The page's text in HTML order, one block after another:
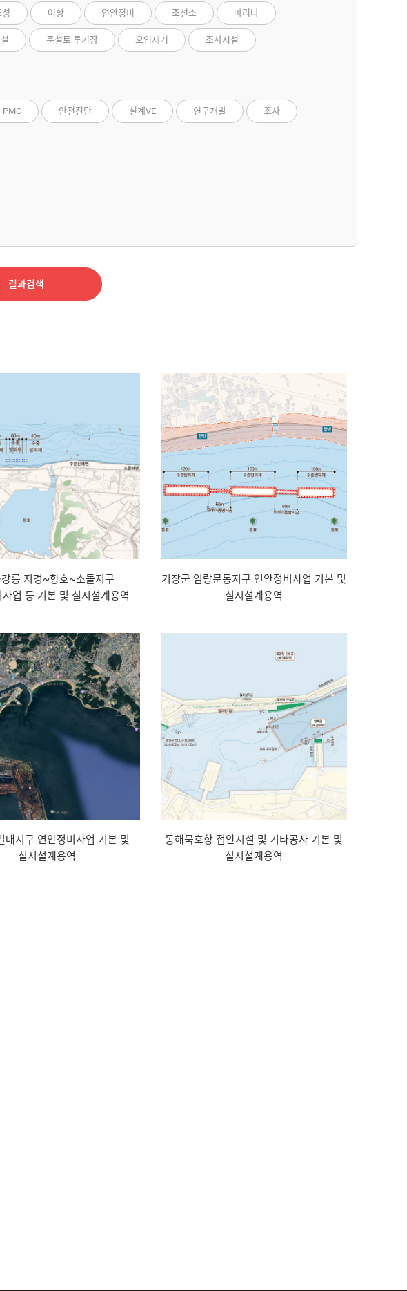
성 어항 연안정비 조선소 마리나
준설토 투기장 오염제거 조사시설
PMC 안전진단 설계VE 연구개발 조사
강릉 지경~향호~소돌지구
사업 등 기본 및 실시설계용역
기장군 임랑문동지구 연안정비사업 기본 및
실시설계용역
대지구 연안정비사업 기본 및
실시설계용역
동해묵호항 접안시설 및 기타공사 기본 및
실시설계용역